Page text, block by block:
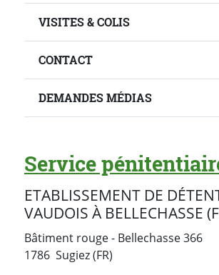
VISITES & COLIS
CONTACT
DEMANDES MÉDIAS
Service
ETABLISSEMENT DE
VAUDOIS À BELLECHASSE
Bâtiment rouge - Bellechasse 366
1786 Sugiez (FR)